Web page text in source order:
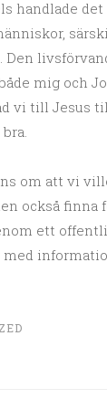
handlade
Den
mig och
vi till Jesus
om att vi
också finna
ett